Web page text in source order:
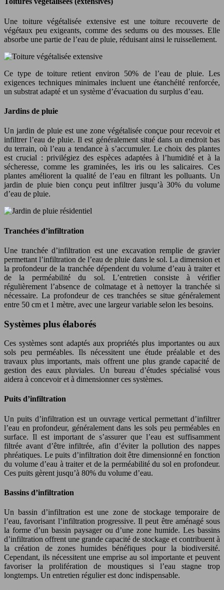
Une toiture végétalisée extensive est une toiture recouverte de
végétaux peu exigeants, comme des sedums ou des mousses. Elle
absorbe une partie de l’eau de pluie, réduisant ainsi le ruissellement.
Ce type de toiture retient environ 50% de l’eau de pluie. Les
exigences techniques minimales incluent une étanchéité renforcée,
un substrat adapté et un système d’évacuation du surplus d’eau.
Jardins de pluie
Un jardin de pluie est une zone végétalisée conçue pour recevoir et
infiltrer l’eau de pluie. Il est généralement situé dans un endroit bas
du terrain, où l’eau a tendance à s’accumuler. Le choix des plantes
est crucial : privilégiez des espèces adaptées à l’humidité et à la
sécheresse, comme les graminées, les iris ou les salicaires. Ces
plantes améliorent la qualité de l’eau en filtrant les polluants. Un
jardin de pluie bien conçu peut infiltrer jusqu’à 30% du volume
d’eau de pluie.
Tranchées d’infiltration
Une tranchée d’infiltration est une excavation remplie de gravier
permettant l’infiltration de l’eau de pluie dans le sol. La dimension et
la profondeur de la tranchée dépendent du volume d’eau à traiter et
de la perméabilité du sol. L’entretien consiste à vérifier
régulièrement l’absence de colmatage et à nettoyer la tranchée si
nécessaire. La profondeur de ces tranchées se situe généralement
entre 50 cm et 1 mètre, avec une largeur variable selon les besoins.
Systèmes plus élaborés
Ces systèmes sont adaptés aux propriétés plus importantes ou aux
sols peu perméables. Ils nécessitent une étude préalable et des
travaux plus importants, mais offrent une plus grande capacité de
gestion des eaux pluviales. Un bureau d’études spécialisé vous
aidera à concevoir et à dimensionner ces systèmes.
Puits d’infiltration
Un puits d’infiltration est un ouvrage vertical permettant d’infiltrer
l’eau en profondeur, généralement dans les sols peu perméables en
surface. Il est important de s’assurer que l’eau est suffisamment
filtrée avant d’être infiltrée, afin d’éviter la pollution des nappes
phréatiques. Le puits d’infiltration doit être dimensionné en fonction
du volume d’eau à traiter et de la perméabilité du sol en profondeur.
Ces puits gèrent jusqu’à 80% du volume d’eau.
Bassins d’infiltration
Un bassin d’infiltration est une zone de stockage temporaire de
l’eau, favorisant l’infiltration progressive. Il peut être aménagé sous
la forme d’un bassin paysager ou d’une zone humide. Les bassins
d’infiltration offrent une grande capacité de stockage et contribuent à
la création de zones humides bénéfiques pour la biodiversité.
Cependant, ils nécessitent une emprise au sol importante et peuvent
favoriser la prolifération de moustiques si l’eau stagne trop
longtemps. Un entretien régulier est donc indispensable.